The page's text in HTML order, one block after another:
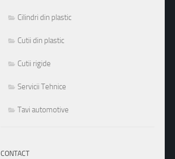
Cilindri din plastic
Cutii din plastic
Cutii rigide
Servicii Tehnice
Tavi automotive
CONTACT